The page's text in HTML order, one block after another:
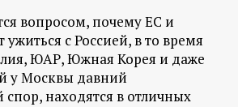
вопросом, почему ЕС и
с Россией, в то время
ЮАР, Южная Корея и даже
у Москвы давний
находятся в отличных